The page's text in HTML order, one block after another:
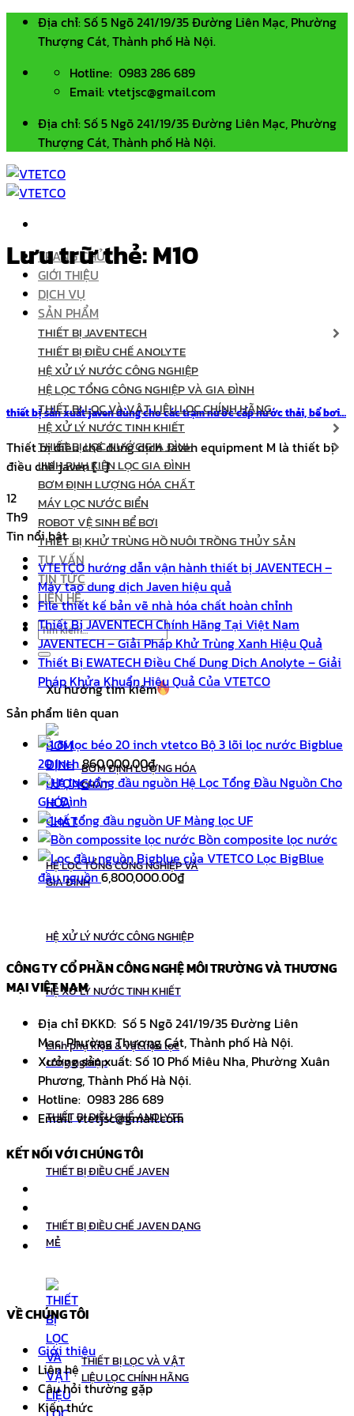
dung
Địa chỉ: Số 5 Ngõ 241/19/35 Đường Liên Mạc, Phường
Thượng Cát, Thành phố Hà Nội.
Hotline: 0983 286 689
Email: vtetjsc@gmail.com
Địa chỉ: Số 5 Ngõ 241/19/35 Đường Liên Mạc, Phường
Thượng Cát, Thành phố Hà Nội.
TRANG CHỦ
GIỚI THIỆU
DỊCH VỤ
SẢN PHẨM
THIẾT BỊ JAVENTECH
THIẾT BỊ ĐIỀU CHẾ ANOLYTE
HỆ XỬ LÝ NƯỚC CÔNG NGHIỆP
HỆ LỌC TỔNG CÔNG NGHIỆP VÀ GIA ĐÌNH
THIẾT BỊ LỌC VÀ VẬT LIỆU LỌC CHÍNH HÃNG
HỆ XỬ LÝ NƯỚC TINH KHIẾT
THIẾT BỊ LỌC NƯỚC GIA ĐÌNH
LINH PHỤ KIỆN LỌC GIA ĐÌNH
BƠM ĐỊNH LƯỢNG HÓA CHẤT
MÁY LỌC NƯỚC BIỂN
ROBOT VỆ SINH BỂ BƠI
THIẾT BỊ KHỬ TRÙNG HỒ NUÔI TRỒNG THỦY SẢN
TƯ VẤN
TIN TỨC
LIÊN HỆ
Tìm
kiếm:
Xu hướng tìm kiếm
BƠM ĐỊNH LƯỢNG HÓA
CHẤT
HỆ LỌC TỔNG CÔNG NGHIỆP VÀ
GIA ĐÌNH
HỆ XỬ LÝ NƯỚC CÔNG NGHIỆP
HỆ XỬ LÝ NƯỚC TINH KHIẾT
Linh phụ kiện & vật liệu lọc
công nghiệp
THIẾT BỊ ĐIỀU CHẾ ANOLYTE
THIẾT BỊ ĐIỀU CHẾ JAVEN
THIẾT BỊ ĐIỀU CHẾ JAVEN DẠNG
MẺ
THIẾT BỊ LỌC VÀ VẬT
LIỆU LỌC CHÍNH HÃNG
Lưu trữ thẻ:M10
thiết bị sản xuất javen dùng cho các trạm nước cấp nước thải, bể bơi…
Thiết bị điều chế dung dịch Javen equipment M là thiết bị
điều chế javen [...]
12
Th9
Tin nổi bật
VTETCO hướng dẫn vận hành thiết bị JAVENTECH –
Máy tạo dung dịch Javen hiệu quả
File thiết kế bản vẽ nhà hóa chất hoàn chỉnh
Thiết Bị JAVENTECH Chính Hãng Tại Việt Nam
JAVENTECH – Giải Pháp Khử Trùng Xanh Hiệu Quả
Thiết Bị EWATECH Điều Chế Dung Dịch Anolyte – Giải
Pháp Khửa Khuẩn Hiệu Quả Của VTETCO
Sản phẩm liên quan
Bộ 3 lõi lọc nước Bigblue
20 Inch860,000.00₫
Hệ Lọc Tổng Đầu Nguồn Cho
Gia Đình
Màng lọc UF
Bồn composite lọc nước
Lọc BigBlue
đầu nguồn6,800,000.00₫
CÔNG TY CỔ PHẦN CÔNG NGHỆ MÔI TRƯỜNG VÀ THƯƠNG
MẠI VIỆT NAM
Địa chỉ ĐKKD: Số 5 Ngõ 241/19/35 Đường Liên
Mạc, Phường Thượng Cát, Thành phố Hà Nội.
Xưởng sản xuất: Số 10 Phố Miêu Nha, Phường Xuân
Phương, Thành Phố Hà Nội.
Hotline: 0983 286 689
Email: vtetjsc@gmail.com
KẾT NỐI VỚI CHÚNG TÔI
VỀ CHÚNG TÔI
Giới thiệu
Liên hệ
Câu hỏi thường gặp
Kiến thức